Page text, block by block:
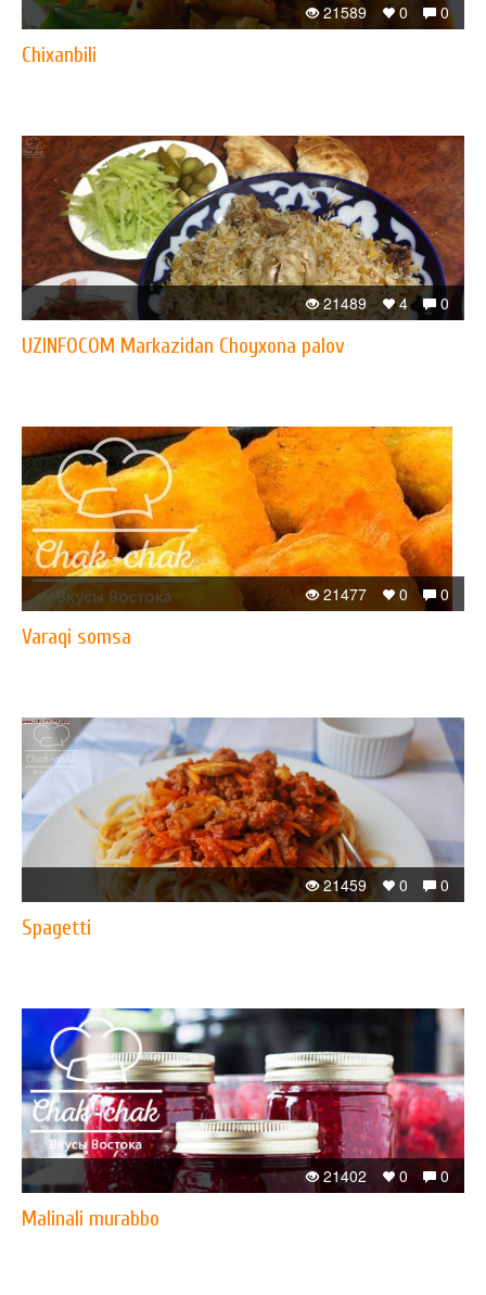
0
0
21589
Chixanbili
0
4
21489
UZINFOCOM Markazidan Choyxona palov
0
0
21477
Varaqi somsa
0
0
21459
Spagetti
0
0
21402
Malinali murabbo